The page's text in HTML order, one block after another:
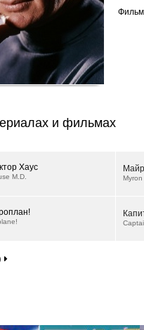
и фильмах
Хаус
M.D. Myron